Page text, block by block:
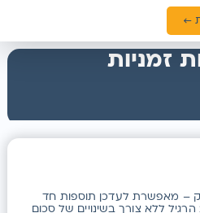
←
זמניות
– מאפשרת לעדכן תוספות חד
ללא צורך בשינויים של סכום